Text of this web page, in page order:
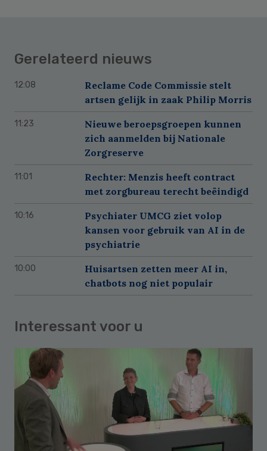
Gerelateerd nieuws
12:08
Reclame Code Commissie stelt
artsen gelijk in zaak Philip Morris
11:23
Nieuwe beroepsgroepen kunnen
zich aanmelden bij Nationale
Zorgreserve
11:01
Rechter: Menzis heeft contract
met zorgbureau terecht beëindigd
10:16
Psychiater UMCG ziet volop
kansen voor gebruik van AI in de
psychiatrie
10:00
Huisartsen zetten meer AI in,
chatbots nog niet populair
Interessant voor u